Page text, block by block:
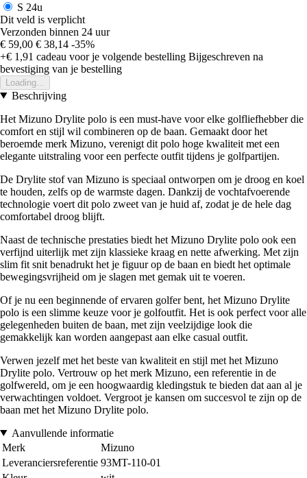
S 24u
Dit veld is verplicht
Verzonden binnen 24 uur
€ 59,00 € 38,14 -35%
+€ 1,91 cadeau voor je volgende bestelling Bijgeschreven na
bevestiging van je bestelling
Loading...
Beschrijving
Het Mizuno Drylite polo is een must-have voor elke golfliefhebber die
comfort en stijl wil combineren op de baan. Gemaakt door het
beroemde merk Mizuno, verenigt dit polo hoge kwaliteit met een
elegante uitstraling voor een perfecte outfit tijdens je golfpartijen.
De Drylite stof van Mizuno is speciaal ontworpen om je droog en koel
te houden, zelfs op de warmste dagen. Dankzij de vochtafvoerende
technologie voert dit polo zweet van je huid af, zodat je de hele dag
comfortabel droog blijft.
Naast de technische prestaties biedt het Mizuno Drylite polo ook een
verfijnd uiterlijk met zijn klassieke kraag en nette afwerking. Met zijn
slim fit snit benadrukt het je figuur op de baan en biedt het optimale
bewegingsvrijheid om je slagen met gemak uit te voeren.
Of je nu een beginnende of ervaren golfer bent, het Mizuno Drylite
polo is een slimme keuze voor je golfoutfit. Het is ook perfect voor alle
gelegenheden buiten de baan, met zijn veelzijdige look die
gemakkelijk kan worden aangepast aan elke casual outfit.
Verwen jezelf met het beste van kwaliteit en stijl met het Mizuno
Drylite polo. Vertrouw op het merk Mizuno, een referentie in de
golfwereld, om je een hoogwaardig kledingstuk te bieden dat aan al je
verwachtingen voldoet. Vergroot je kansen om succesvol te zijn op de
baan met het Mizuno Drylite polo.
Aanvullende informatie
Merk
Mizuno
Leveranciersreferentie 93MT-110-01